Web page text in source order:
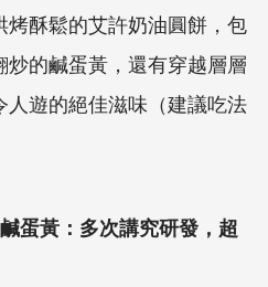
酥鬆的艾許奶油圓餅，包
的鹹蛋黃，還有穿越層層
遊的絕佳滋味（建議吃法
蛋黃：多次講究研發，超